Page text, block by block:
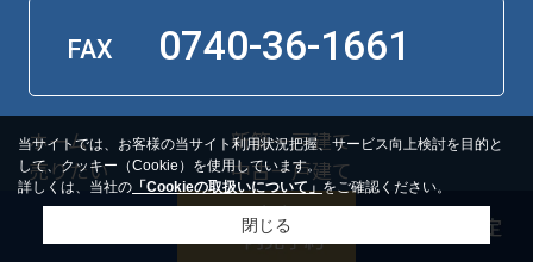
FAX 0740-36-1661
ホーム
売りたい
自社分譲地
新築一戸建て
中古一戸建て
マンション
土地
当サイトでは、お客様の当サイト利用状況把握、サービス向上検討を目的と
して、クッキー（Cookie）を使用しています。
詳しくは、当社の 「Cookieの取扱いについて」をご確認ください。
閉じる